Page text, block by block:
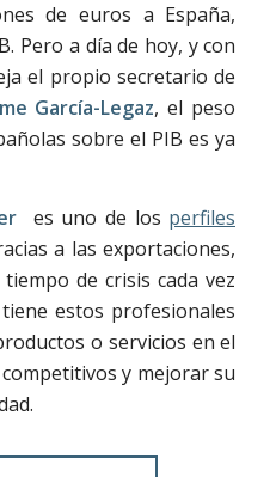
de euros a España,
Pero a día de hoy, y con
el propio secretario de
García-Legaz, el peso
sobre el PIB es ya
es uno de los perfiles
a las exportaciones,
de crisis cada vez
estos profesionales
o servicios en el
y mejorar su